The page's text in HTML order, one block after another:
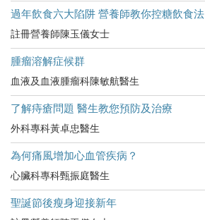
過年飲食六大陷阱 營養師教你控糖飲食法
註冊營養師陳玉儀女士
腫瘤溶解症候群
血液及血液腫瘤科陳敏航醫生
了解痔瘡問題 醫生教您預防及治療
外科專科黃卓忠醫生
為何痛風增加心血管疾病？
心臟科專科甄振庭醫生
聖誕節後瘦身迎接新年